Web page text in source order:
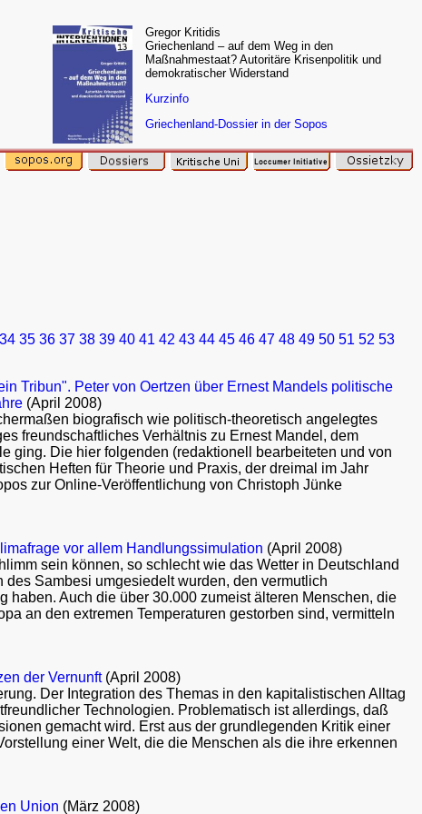
Gregor Kritidis
Griechenland – auf dem Weg in den
Maßnahmestaat? Autoritäre Krisenpolitik und
demokratischer Widerstand
Kurzinfo
Griechenland-Dossier in der Sopos
34 35 36 37 38 39 40 41 42 43 44 45 46 47 48 49 50 51 52 53
Tribun". Peter von Oertzen über Ernest Mandels politische
(April 2008)
biografisch wie politisch-theoretisch angelegtes
freundschaftliches Verhältnis zu Ernest Mandel, dem
ging. Die hier folgenden (redaktionell bearbeiteten und von
Heften für Theorie und Praxis, der dreimal im Jahr
zur Online-Veröffentlichung von Christoph Jünke
vor allem Handlungssimulation (April 2008)
sein können, so schlecht wie das Wetter in Deutschland
Sambesi umgesiedelt wurden, den vermutlich
Auch die über 30.000 zumeist älteren Menschen, die
an den extremen Temperaturen gestorben sind, vermitteln
der Vernunft(April 2008)
Der Integration des Themas in den kapitalistischen Alltag
Technologien. Problematisch ist allerdings, daß
gemacht wird. Erst aus der grundlegenden Kritik einer
einer Welt, die die Menschen als die ihre erkennen
Union (März 2008)